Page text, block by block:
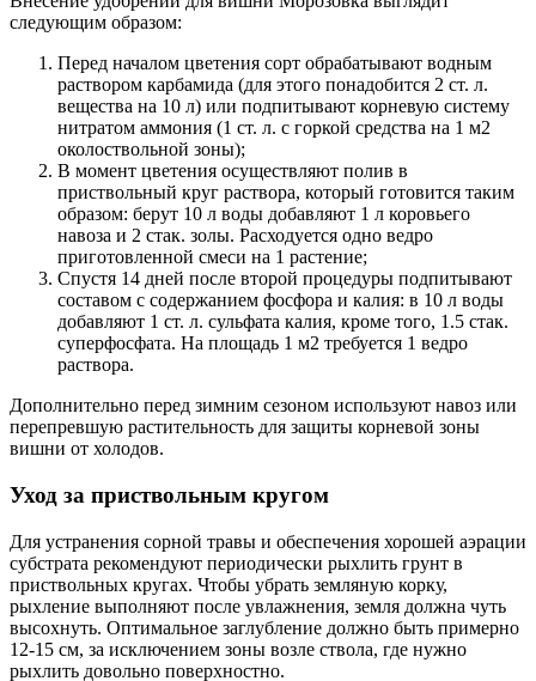
следующим образом:
Перед началом цветения сорт обрабатывают водным
раствором карбамида (для этого понадобится 2 ст. л.
вещества на 10 л) или подпитывают корневую систему
нитратом аммония (1 ст. л. с горкой средства на 1 м2
околоствольной зоны);
В момент цветения осуществляют полив в
приствольный круг раствора, который готовится таким
образом: берут 10 л воды добавляют 1 л коровьего
навоза и 2 стак. золы. Расходуется одно ведро
приготовленной смеси на 1 растение;
Спустя 14 дней после второй процедуры подпитывают
составом с содержанием фосфора и калия: в 10 л воды
добавляют 1 ст. л. сульфата калия, кроме того, 1.5 стак.
суперфосфата. На площадь 1 м2 требуется 1 ведро
раствора.
Дополнительно перед зимним сезоном используют навоз или
перепревшую растительность для защиты корневой зоны
вишни от холодов.
Уход за приствольным кругом
Для устранения сорной травы и обеспечения хорошей аэрации
субстрата рекомендуют периодически рыхлить грунт в
приствольных кругах. Чтобы убрать земляную корку,
рыхление выполняют после увлажнения, земля должна чуть
высохнуть. Оптимальное заглубление должно быть примерно
12-15 см, за исключением зоны возле ствола, где нужно
рыхлить довольно поверхностно.